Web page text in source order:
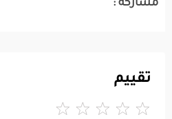
مشاركة :
تقييم